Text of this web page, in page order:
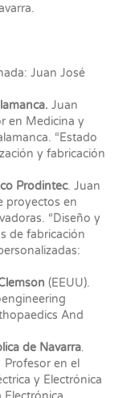
Juan José
Juan
en Medicina y
“Estado
y fabricación
Prodintec. Juan
proyectos en
“Diseño y
de fabricación
(EEUU).
And
de Navarra.
en el
y Electrónica